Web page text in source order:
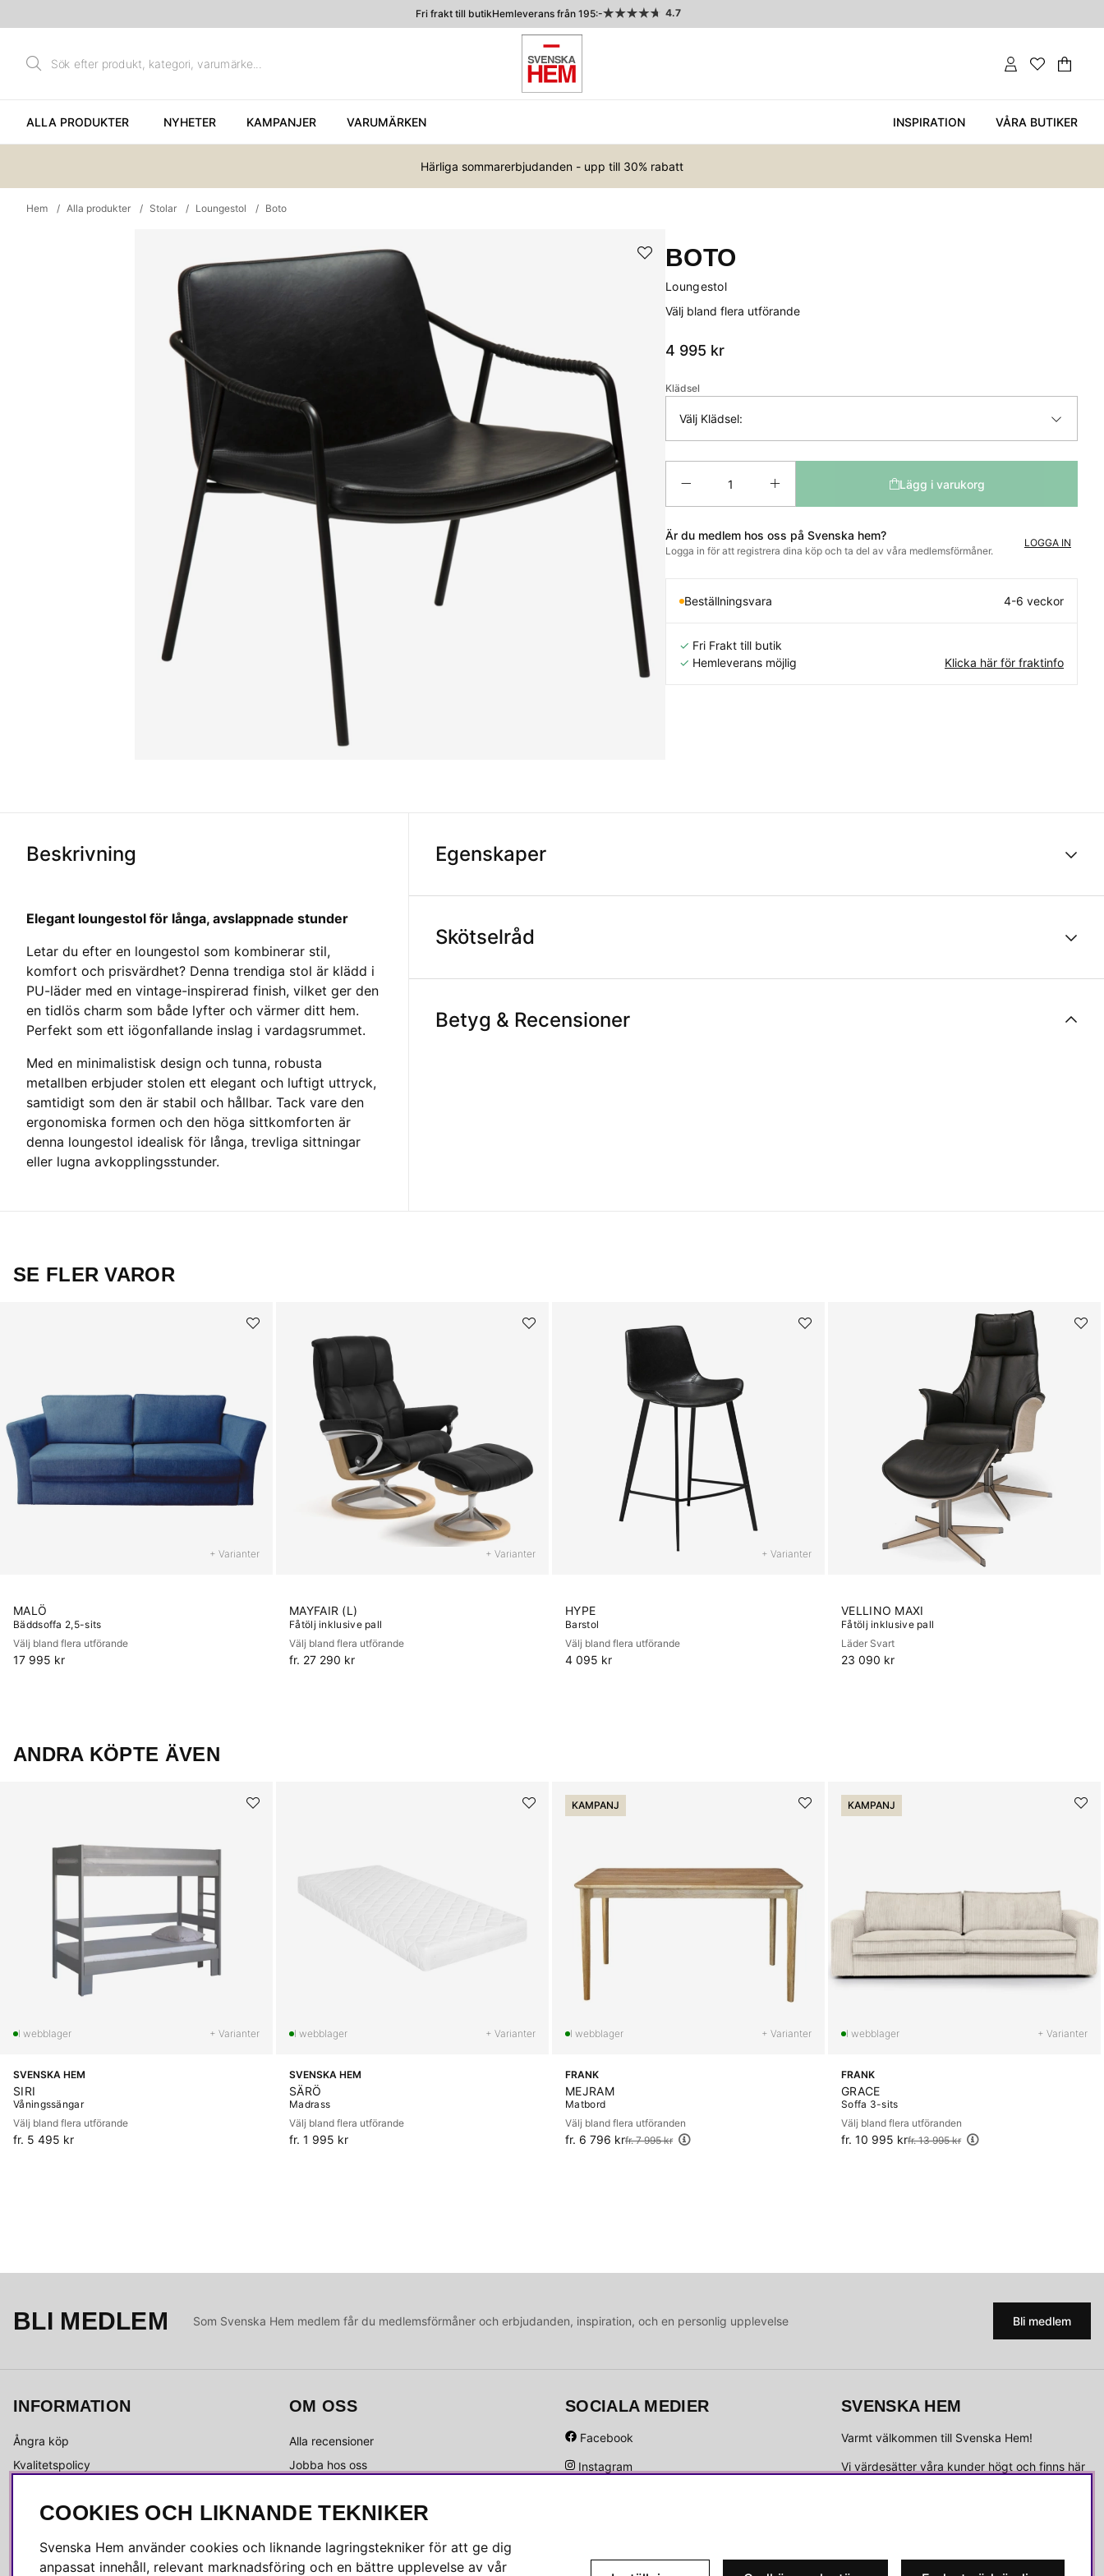
Fri frakt till butikHemleverans från 195:- 4.7
.
ALLA PRODUKTER NYHETER KAMPANJER VARUMÄRKEN INSPIRATION VÅRA BUTIKER
Härliga sommarerbjudanden - upp till 30% rabatt
Hem Alla produkter Stolar Loungestol Boto
BOTO
Loungestol
Välj bland flera utförande
4 995 kr
Klädsel
Välj Klädsel:
Lägg i varukorg
Är du medlem hos oss på Svenska hem?
Logga in för att registrera dina köp och ta del av våra medlemsförmåner.
LOGGA IN
Beställningsvara 4-6 veckor
✓ Fri Frakt till butik
✓ Hemleverans möjlig Klicka här för fraktinfo
Beskrivning
Elegant loungestol för långa, avslappnade stunder
Letar du efter en loungestol som kombinerar stil,
komfort och prisvärdhet? Denna trendiga stol är klädd i
PU-läder med en vintage-inspirerad finish, vilket ger den
en tidlös charm som både lyfter och värmer ditt hem.
Perfekt som ett iögonfallande inslag i vardagsrummet.
Med en minimalistisk design och tunna, robusta
metallben erbjuder stolen ett elegant och luftigt uttryck,
samtidigt som den är stabil och hållbar. Tack vare den
ergonomiska formen och den höga sittkomforten är
denna loungestol idealisk för långa, trevliga sittningar
eller lugna avkopplingsstunder.
Egenskaper
Skötselråd
Betyg & Recensioner
SE FLER VAROR
+ Varianter
MALÖ
Bäddsoffa 2,5-sits
Välj bland flera utförande
17 995 kr
+ Varianter
MAYFAIR (L)
Fåtölj inklusive pall
Välj bland flera utförande
fr. 27 290 kr
+ Varianter
HYPE
Barstol
Välj bland flera utförande
4 095 kr
VELLINO MAXI
Fåtölj inklusive pall
Läder Svart
23 090 kr
ANDRA KÖPTE ÄVEN
+ Varianter
SVENSKA HEM
SIRI
Våningssängar
Välj bland flera utförande
fr. 5 495 kr
+ Varianter
SVENSKA HEM
SÄRÖ
Madrass
Välj bland flera utförande
fr. 1 995 kr
KAMPANJ
+ Varianter
FRANK
MEJRAM
Matbord
Välj bland flera utföranden
fr. 6 796 kr
Ordinarie pris:fr. 7 995 kr
KAMPANJ
+ Varianter
FRANK
GRACE
Soffa 3-sits
Välj bland flera utföranden
fr. 10 995 kr
Ordinarie pris:fr. 13 995 kr
BLI MEDLEM Som Svenska Hem medlem får du medlemsförmåner och erbjudanden, inspiration, och en personlig upplevelse Bli medlem
INFORMATION
Ångra köp
Kvalitetspolicy
Köpvillkor
Reklamation & retur
OM OSS
Alla recensioner
Jobba hos oss
Kundservice
Press & media
SOCIALA MEDIER
Facebook
Instagram
SVENSKA HEM
Varmt välkommen till Svenska Hem!
Vi värdesätter våra kunder högt och finns här
COOKIES OCH LIKNANDE TEKNIKER
Svenska Hem använder cookies och liknande lagringstekniker för att ge dig
anpassat innehåll, relevant marknadsföring och en bättre upplevelse av vår